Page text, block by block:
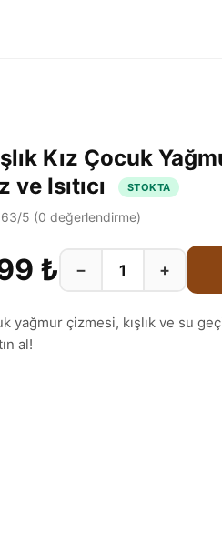
Kız Çocuk
Isıtıcı
STOKTA
/5 (0 değerlendirme)
₺ − +
yağmur çizmesi, kışlık ve su
al!